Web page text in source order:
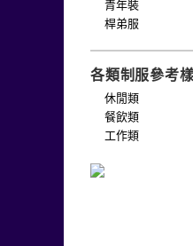
青年裝
桿弟服
各類制服參考
休閒類
餐飲類
工作類